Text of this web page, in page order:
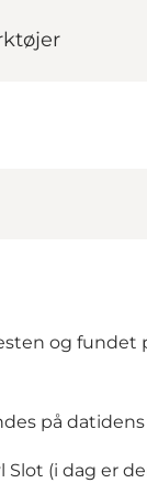
og
på
(i dag er